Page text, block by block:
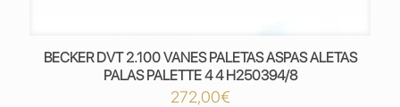
BECKER DVT 2.100 VANES PALETAS ASPAS ALETAS
PALAS PALETTE 4 4 H250394/8
272,00€